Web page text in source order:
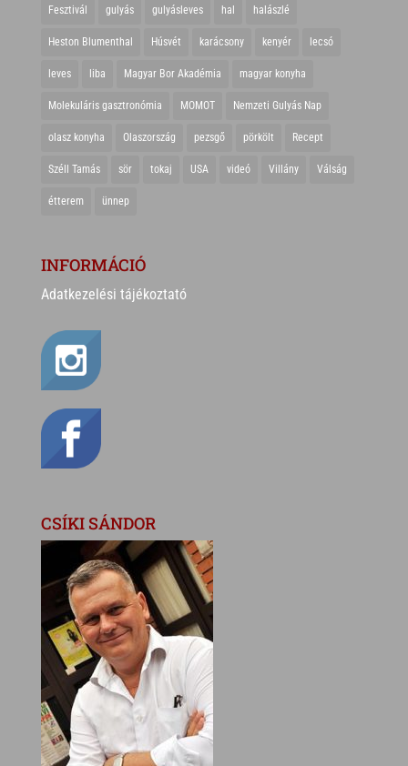
Fesztivál gulyás gulyásleves hal halászlé
Heston Blumenthal Húsvét karácsony kenyér lecsó
leves liba Magyar Bor Akadémia magyar konyha
Molekuláris gasztronómia MOMOT Nemzeti Gulyás Nap
olasz konyha Olaszország pezsgő pörkölt Recept
Széll Tamás sör tokaj USA videó Villány Válság
étterem ünnep
INFORMÁCIÓ
Adatkezelési tájékoztató
CSÍKI SÁNDOR